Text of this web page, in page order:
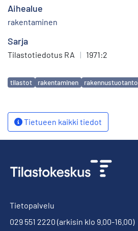
Aihealue
rakentaminen
Sarja
Tilastotiedotus RA | 1971:2
Avainsanat
tilastot rakentaminen rakennustuotanto
Tietueen kaikki tiedot
Tietopalvelu
029 551 2220 (arkisin klo 9.00-16.00)